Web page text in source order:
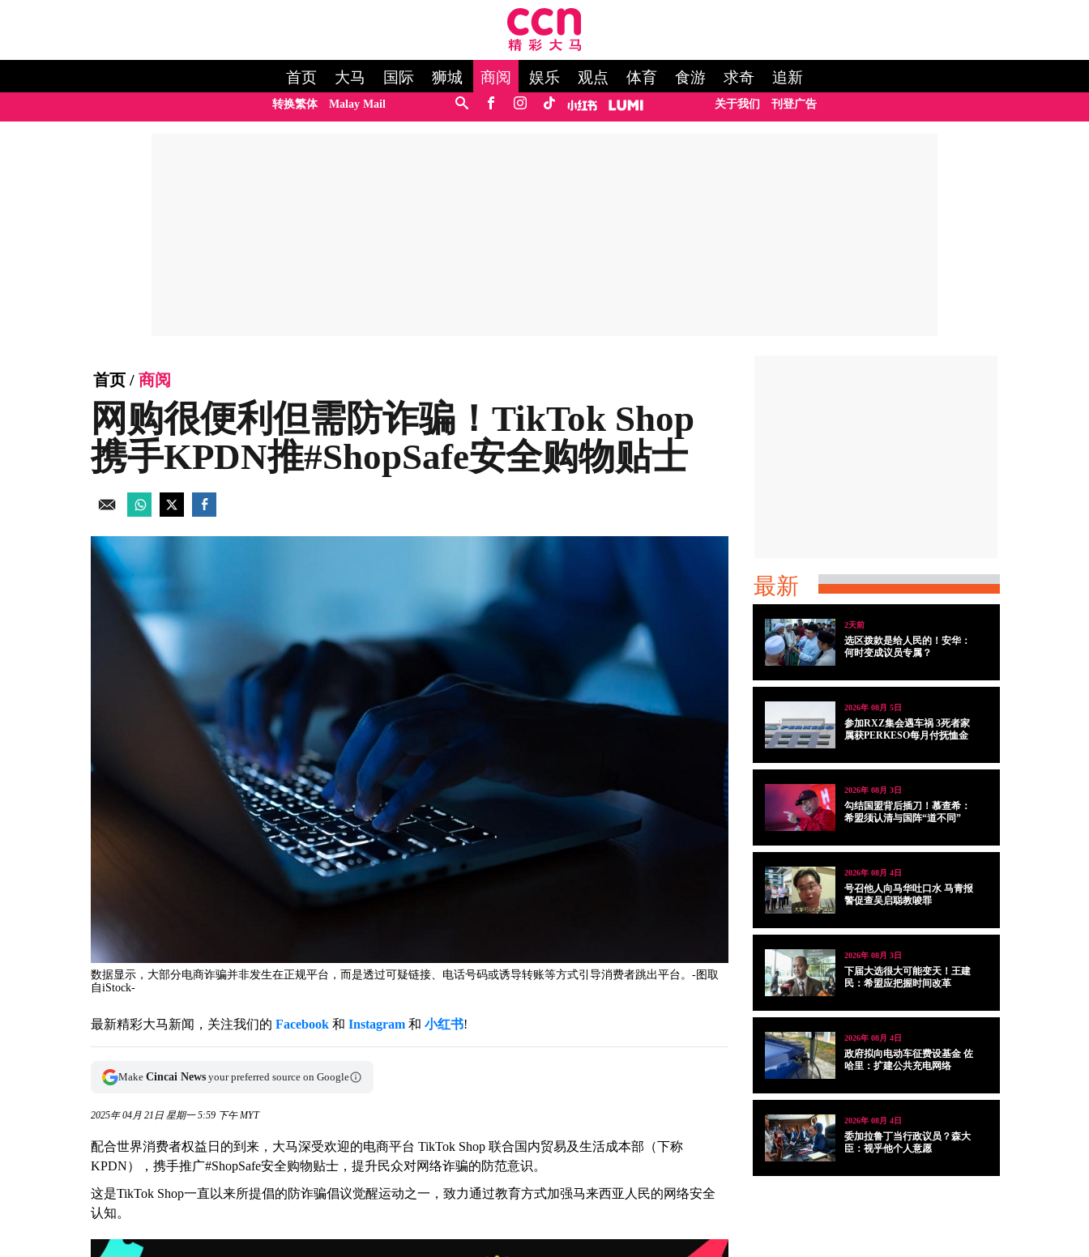
首页 大马 国际 狮城 商阅 娱乐 观点 体育 食游 求奇 追新
转换繁体 Malay Mail 关于我们 刊登广告
首页 / 商阅
网购很便利但需防诈骗！TikTok Shop
携手KPDN推#ShopSafe安全购物贴士
数据显示，大部分电商诈骗并非发生在正规平台，而是透过可疑链接、电话号码或诱导转账等方式引导消费者跳出平台。-图取
自iStock-
最新精彩大马新闻，关注我们的 Facebook 和 Instagram 和 小红书!
Make Cincai News your preferred source on Google
2025年 04月 21日 星期一 5:59 下午 MYT
配合世界消费者权益日的到来，大马深受欢迎的电商平台 TikTok Shop 联合国内贸易及生活成本部（下称
KPDN），携手推广#ShopSafe安全购物贴士，提升民众对网络诈骗的防范意识。
这是TikTok Shop一直以来所提倡的防诈骗倡议觉醒运动之一，致力通过教育方式加强马来西亚人民的网络安全
认知。
最新
2天前
选区拨款是给人民的！安华：
何时变成议员专属？
2026年 08月 5日
参加RXZ集会遇车祸 3死者家
属获PERKESO每月付抚恤金
2026年 08月 3日
勾结国盟背后插刀！慕查希：
希盟须认清与国阵“道不同”
2026年 08月 4日
号召他人向马华吐口水 马青报
警促查吴启聪教唆罪
2026年 08月 3日
下届大选很大可能变天！王建
民：希盟应把握时间改革
2026年 08月 4日
政府拟向电动车征费设基金 佐
哈里：扩建公共充电网络
2026年 08月 4日
委加拉鲁丁当行政议员？森大
臣：视乎他个人意愿